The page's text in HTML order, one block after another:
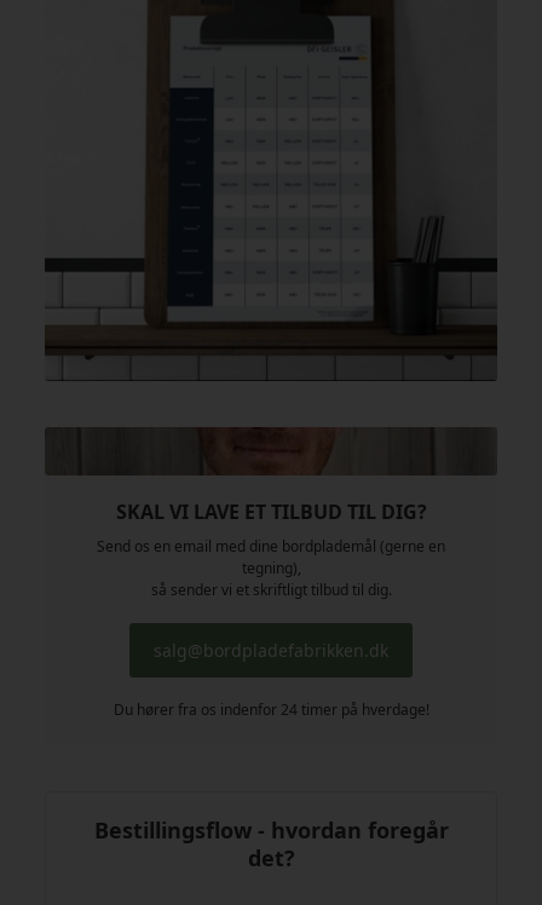
SKAL VI LAVE ET TILBUD TIL DIG?
Send os en email med dine bordplademål (gerne en
tegning),
så sender vi et skriftligt tilbud til dig.
salg@bordpladefabrikken.dk
Du hører fra os indenfor 24 timer på hverdage!
Bestillingsflow - hvordan foregår
det?